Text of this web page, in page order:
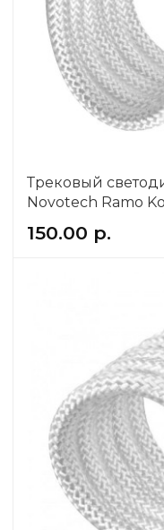
Трековый
Novotech Ramo
150.00 р.